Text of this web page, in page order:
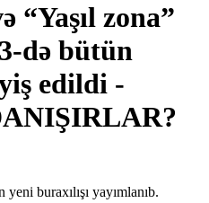
“Yaşıl zona”
də bütün
edildi -
buraxılışı yayımlanıb.